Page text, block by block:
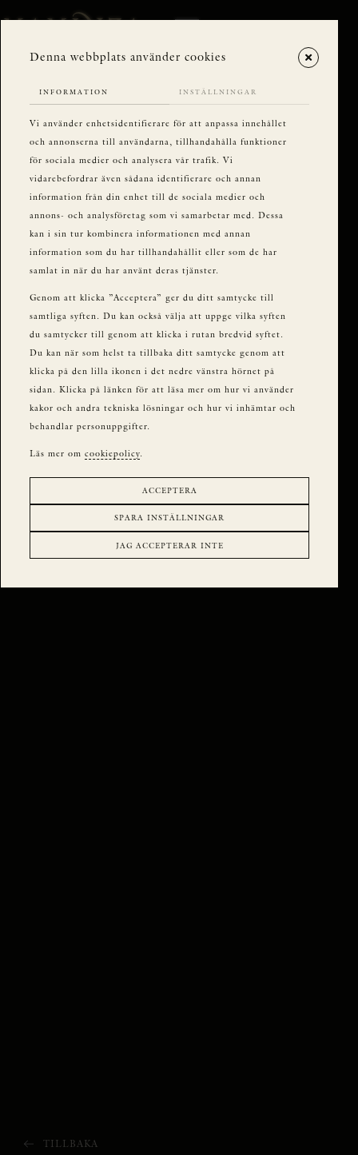
TILLBAKA
Denna webbplats använder cookies
INFORMATION INSTÄLLNINGAR
Vi använder enhetsidentifierare för att anpassa innehållet
och annonserna till användarna, tillhandahålla funktioner
för sociala medier och analysera vår trafik. Vi
vidarebefordrar även sådana identifierare och annan
information från din enhet till de sociala medier och
annons- och analysföretag som vi samarbetar med. Dessa
kan i sin tur kombinera informationen med annan
information som du har tillhandahållit eller som de har
samlat in när du har använt deras tjänster.
Genom att klicka ”Acceptera” ger du ditt samtycke till
samtliga syften. Du kan också välja att uppge vilka syften
du samtycker till genom att klicka i rutan bredvid syftet.
Du kan när som helst ta tillbaka ditt samtycke genom att
klicka på den lilla ikonen i det nedre vänstra hörnet på
sidan. Klicka på länken för att läsa mer om hur vi använder
kakor och andra tekniska lösningar och hur vi inhämtar och
behandlar personuppgifter.
Läs mer om cookiepolicy
JAG ACCEPTERAR INTE
SPARA INSTÄLLNINGAR
ACCEPTERA